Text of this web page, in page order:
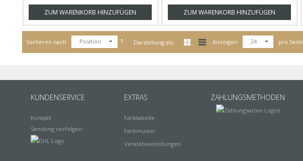
ZUM WARENKORB HINZUFÜGEN ZUM WARENKORB HINZUFÜGEN
Sortieren nach Position Darstellung als: Anzeigen 24 pro Seite
KUNDENSERVICE
Kontakt
Sendung verfolgen:
EXTRAS
Farbtabelle
Farbmuster
Verklebeanleitungen
ZAHLUNGSMETHODEN